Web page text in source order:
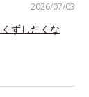
ずしたくな
2026/07/03